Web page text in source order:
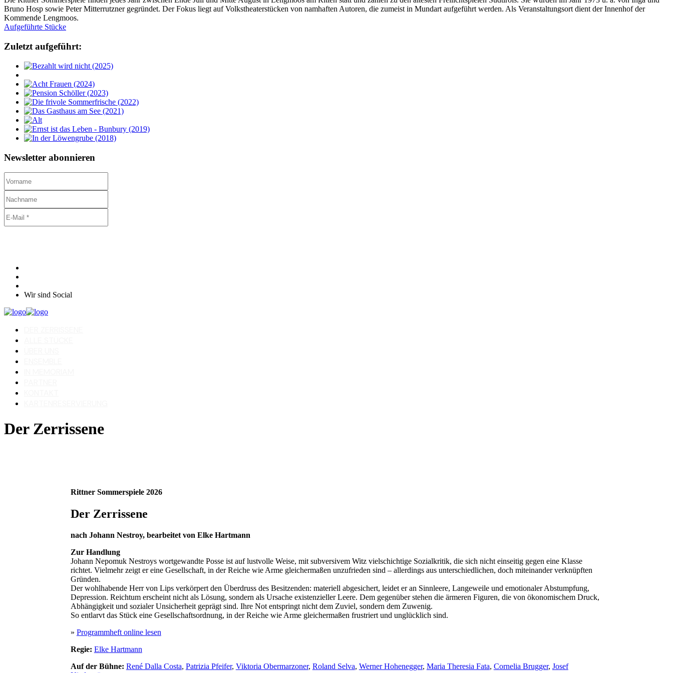
Bruno Hosp sowie Peter Mitterrutzner gegründet. Der Fokus liegt auf Volkstheaterstücken von namhaften Autoren, die zumeist in Mundart aufgeführt werden. Als Veranstaltungsort dient der Innenhof der
Kommende Lengmoos.
Aufgeführte Stücke
Zuletzt aufgeführt:
Newsletter abonnieren
Wir sind Social
Der Zerrissene
Rittner Sommerspiele 2026
Der Zerrissene
nach Johann Nestroy, bearbeitet von Elke Hartmann
Zur Handlung
Johann Nepomuk Nestroys wortgewandte Posse ist auf lustvolle Weise, mit subversivem Witz vielschichtige Sozialkritik, die sich nicht einseitig gegen eine Klasse
richtet. Vielmehr zeigt er eine Gesellschaft, in der Reiche wie Arme gleichermaßen unzufrieden sind – allerdings aus unterschiedlichen, doch miteinander verknüpften
Gründen.
Der wohlhabende Herr von Lips verkörpert den Überdruss des Besitzenden: materiell abgesichert, leidet er an Sinnleere, Langeweile und emotionaler Abstumpfung,
Depression. Reichtum erscheint nicht als Lösung, sondern als Ursache existenzieller Leere. Dem gegenüber stehen die ärmeren Figuren, die von ökonomischem Druck,
Abhängigkeit und sozialer Unsicherheit geprägt sind. Ihre Not entspringt nicht dem Zuviel, sondern dem Zuwenig.
So entlarvt das Stück eine Gesellschaftsordnung, in der Reiche wie Arme gleichermaßen frustriert und unglücklich sind.
» Programmheft online lesen
Regie: Elke Hartmann
Auf der Bühne: René Dalla Costa, Patrizia Pfeifer, Viktoria Obermarzoner, Roland Selva, Werner Hohenegger, Maria Theresia Fata, Cornelia Brugger, Josef